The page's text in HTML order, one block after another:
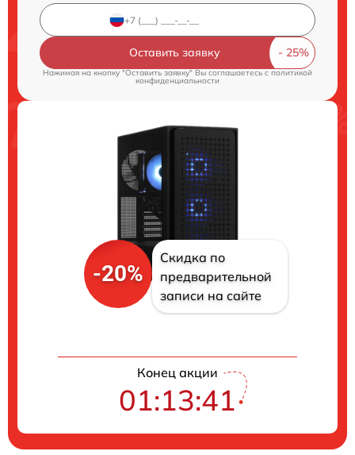
Оставить заявку
Нажимая на кнопку "Оставить заявку" Вы соглашаетесь cполитикой
конфиденциальности
-20%
Скидка по
предварительной
записи на сайте
Конец акции
01:13:40